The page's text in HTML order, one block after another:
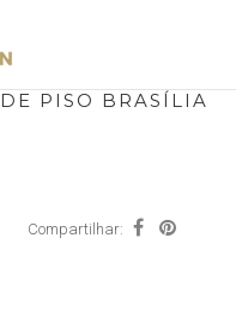
DE PISO BRASÍLIA
Compartilhar: